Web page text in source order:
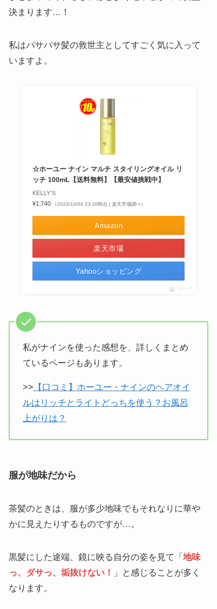
決まります…！
私はパサパサ髪の救世主としてすごく気に入って
いますよ。
☆ホーユー ナイン マルチ スタイリングオイル リ
ッチ 100mL【送料無料】【最安値挑戦中】
KELLY‘S
¥1,740
（2023/10/04 23:20時点 | 楽天市場調べ）
Amazon
楽天市場
Yahooショッピング
ポチップ
私がナインを使った感想を、詳しくまとめ
ているページもあります。
>> 【口コミ】ホーユー・ナインのヘアオイ
ルはリッチとライトどっちを使う？お風呂
上がりは？
服が地味だから
茶髪のときは、服が多少地味でもそれなりに華や
かに見えたりするものですが…。
黒髪にした途端、鏡に映る自分の姿を見て「 地味
っ、ダサっ、垢抜けない！
」と感じることが多く
なります。